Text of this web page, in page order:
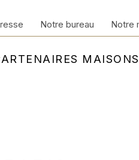
Notre bureau Notre